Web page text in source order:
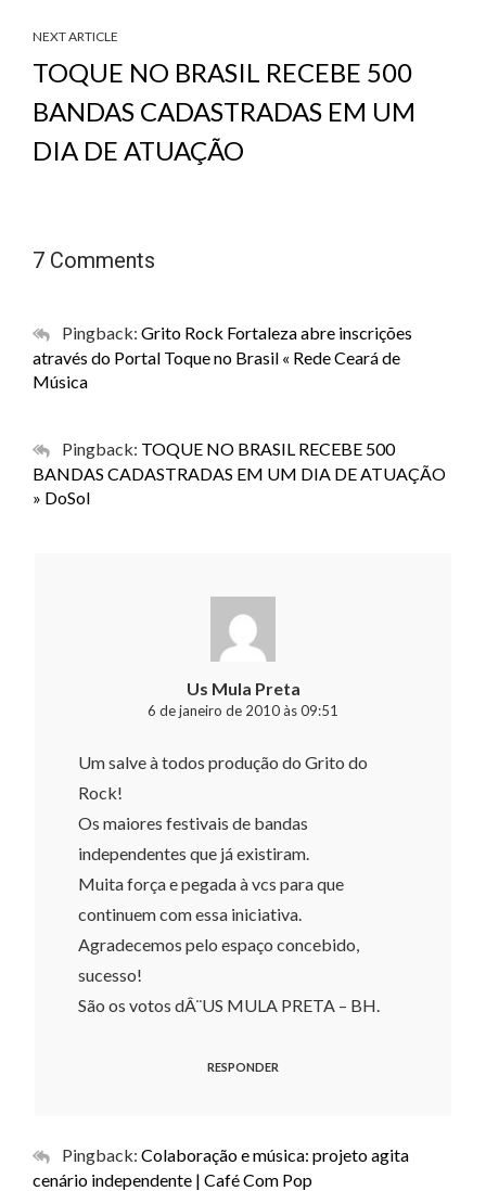
NEXT ARTICLE
TOQUE NO BRASIL RECEBE 500
BANDAS CADASTRADAS EM UM
DIA DE ATUAÇÃO
7 Comments
Pingback: Grito Rock Fortaleza abre inscrições
através do Portal Toque no Brasil « Rede Ceará de
Música
Pingback: TOQUE NO BRASIL RECEBE 500
BANDAS CADASTRADAS EM UM DIA DE ATUAÇÃO
» DoSol
Us Mula Preta
6 de janeiro de 2010 às 09:51
Um salve à todos produção do Grito do
Rock!
Os maiores festivais de bandas
independentes que já existiram.
Muita força e pegada à vcs para que
continuem com essa iniciativa.
Agradecemos pelo espaço concebido,
sucesso!
São os votos dÂ¨US MULA PRETA – BH.
RESPONDER
Pingback: Colaboração e música: projeto agita
cenário independente | Café Com Pop